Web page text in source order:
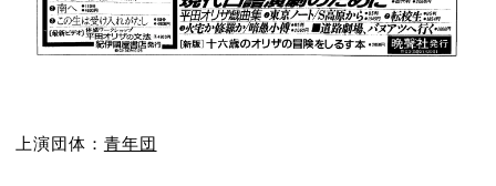
上演団体： 青年団